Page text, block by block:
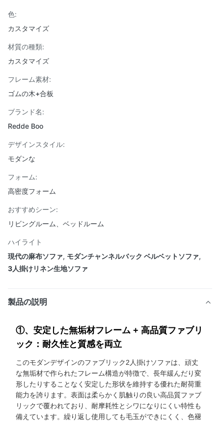
色:
カスタマイズ
材質の種類:
カスタマイズ
フレーム素材:
ゴムの木+合板
ブランド名:
Redde Boo
デザインスタイル:
モダンな
フォーム:
高密度フォーム
おすすめシーン:
リビングルーム、ベッドルーム
ハイライト
現代の麻布ソファ, モダンチャンネルバック ベルベットソファ,
3人掛けリネン生地ソファ
製品の説明
①、安定した無垢材フレーム + 高品質ファブリ
ック：耐久性と質感を両立
このモダンデザインのファブリック2人掛けソファは、頑丈
な無垢材で作られたフレーム構造が特徴で、長年緩んだり変
形したりすることなく安定した形状を維持する優れた耐荷重
能力を誇ります。表面は柔らかく肌触りの良い高品質ファブ
リックで覆われており、耐摩耗性とシワになりにくい特性も
備えています。繰り返し使用しても毛玉ができにくく、色褪